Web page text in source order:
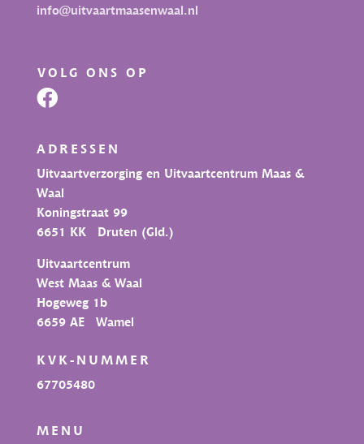
info@uitvaartmaasenwaal.nl
VOLG ONS OP

ADRESSEN
Uitvaartverzorging en Uitvaartcentrum Maas &
Waal
Koningstraat 99
6651 KK Druten (Gld.)
Uitvaartcentrum
West Maas & Waal
Hogeweg 1b
6659 AE Wamel
KVK-NUMMER
67705480
MENU